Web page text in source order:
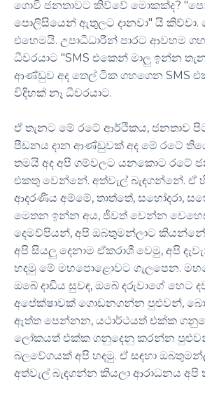
ගොවි ජනතාවට කිව්වේ මොකක්ද?
පොලිසියෙන් ඇතුලට දානවා" යි කිව්වා.
එහෙමයි. උපාධිධාරීන් පාරට ආවහම
ධීවරයාට "SMS එකෙන් මාලු ඉන්න
ආණ්ඩුව අද තෙල් ටික ගහගෙන SMS
විදිහක් නෑ ධීවරයාට.
​ඒ තැනට මේ රටේ ආර්ථිකය, ජනතාව
පීඩනය දාන ආණ්ඩුවක් අද මේ රටේ
තමයි අද අපි ගම්වලට යනකොට රටේ
එකතු වෙන්නේ. අත්වැල් බැඳගන්නේ. ඒ
ආදරණීය අම්මේ, තාත්තේ, සහෝදරා,
මෙතන ඉන්න අය, ජීවත් වෙන්න
දෙමව්පියන්, අපි ඔබතුමන්ලාට
අපි සියලු දෙනාම ඒකරාශී වෙමු, අපි
හදමු මේ මහපොළොවට ගැලපෙන.
ඔබේ දාඩිය සුවඳ, ඔබේ දරුවාගේ හෙට
අපේක්ෂාවක් ගොඩනගන්න පුළුවන්,
ඇත්ත පෙන්නන, යථාර්ථයත් එක්ක
ලෝකයත් එක්ක ගනුදෙනු කරන්න
බලවේගයක් අපි හදමු. ඒ සඳහා
අත්වැල් බැඳගන්න කියලා ආරාධනය අපි